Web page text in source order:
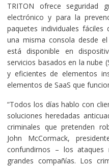
TRITON ofrece seguridad
electrónico y para la
paquetes individuales
una misma consola desde
está disponible en
servicios basados en la nube
y eficientes de elementos
elementos de SaaS que
“Todos los días hablo con
soluciones heredadas
criminales que pretenden
John McCormack,
confundirnos – los
grandes compañías. Los